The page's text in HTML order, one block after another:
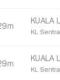
KUALA
KL Sentral
KUALA
KL Sentral